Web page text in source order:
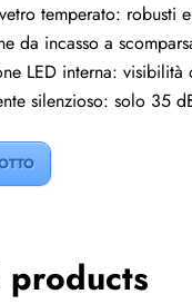
temperato: robusti
da incasso a
LED interna:
silenzioso: solo 35
products